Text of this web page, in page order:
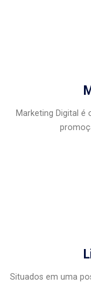
Marketing Digital é
Situados em uma